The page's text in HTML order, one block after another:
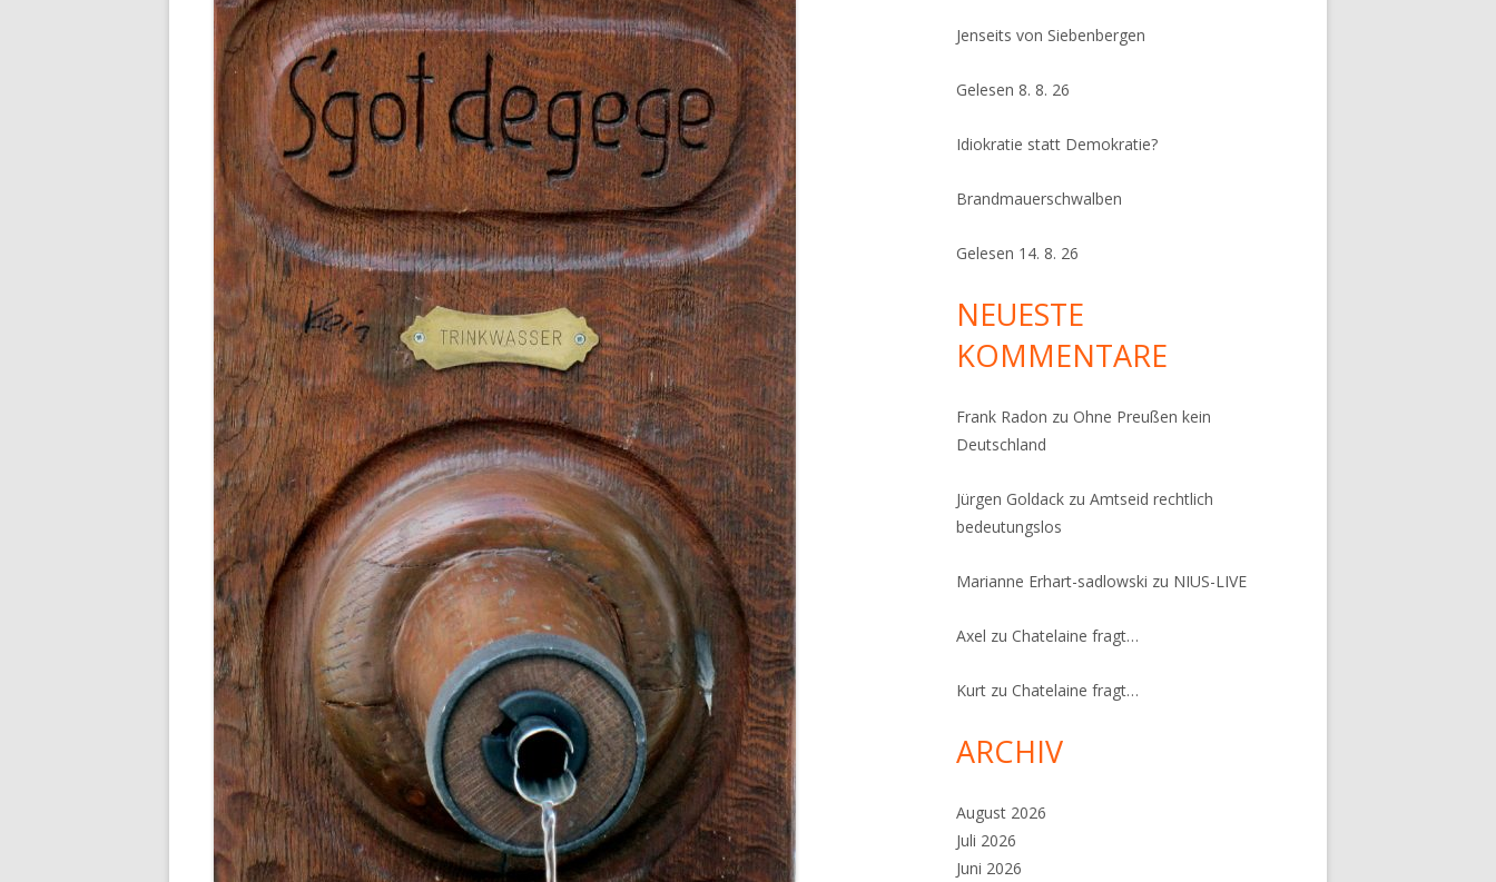
Jenseits von Siebenbergen
Gelesen 8. 8. 26
Idiokratie statt Demokratie?
Brandmauerschwalben
Gelesen 14. 8. 26
NEUESTE
KOMMENTARE
Frank Radon zuOhne Preußen kein
Deutschland
Jürgen Goldack zuAmtseid rechtlich
bedeutungslos
Marianne Erhart-sadlowski zu NIUS-LIVE
Axel zuChatelaine fragt…
Kurt zuChatelaine fragt…
ARCHIV
August 2026
Juli 2026
Juni 2026